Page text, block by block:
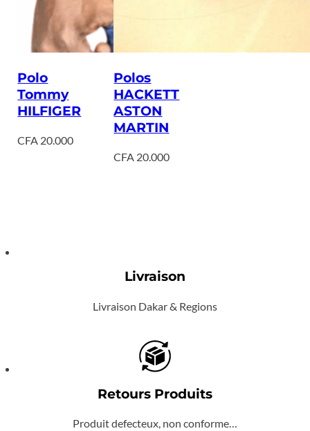
Polo
Tommy
HILFIGER
CFA 20.000
Polos
HACKETT
ASTON
MARTIN
CFA 20.000
Livraison
Livraison Dakar & Regions
Retours Produits
Produit defecteux, non conforme…